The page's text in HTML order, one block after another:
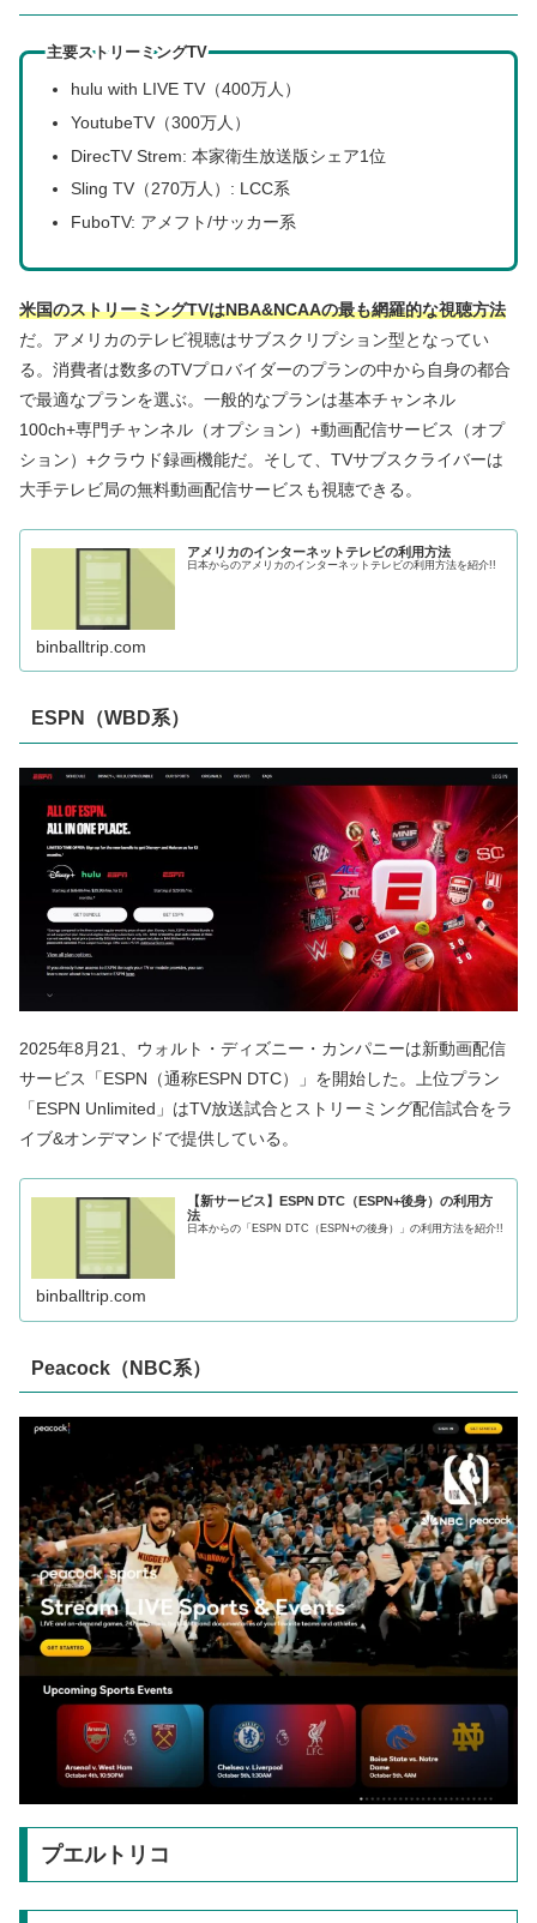
主要ストリーミングTV
hulu with LIVE TV（400万人）
YoutubeTV（300万人）
DirecTV Strem: 本家衛生放送版シェア1位
Sling TV（270万人）: LCC系
FuboTV: アメフト/サッカー系
米国のストリーミングTVはNBA&NCAAの最も網羅的な視聴方法
だ。アメリカのテレビ視聴はサブスクリプション型となってい
る。消費者は数多のTVプロバイダーのプランの中から自身の都合
で最適なプランを選ぶ。一般的なプランは基本チャンネル
100ch+専門チャンネル（オプション）+動画配信サービス（オプ
ション）+クラウド録画機能だ。そして、TVサブスクライバーは
大手テレビ局の無料動画配信サービスも視聴できる。
アメリカのインターネットテレビの利用方法
日本からのアメリカのインターネットテレビの利用方法を紹介!!
binballtrip.com
ESPN（WBD系）
2025年8月21、ウォルト・ディズニー・カンパニーは新動画配信
サービス「ESPN（通称ESPN DTC）」を開始した。上位プラン
「ESPN Unlimited」はTV放送試合とストリーミング配信試合をラ
イブ&オンデマンドで提供している。
【新サービス】ESPN DTC（ESPN+後身）の利用方
法
日本からの「ESPN DTC（ESPN+の後身）」の利用方法を紹介!!
binballtrip.com
Peacock（NBC系）
プエルトリコ